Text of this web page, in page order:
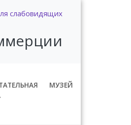
слабовидящих
МУЗЕЙ